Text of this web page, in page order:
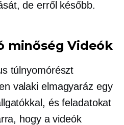
de erről később.
minőség Videók
túlnyomórészt
valaki elmagyaráz egy
és feladatokat
hogy a videók